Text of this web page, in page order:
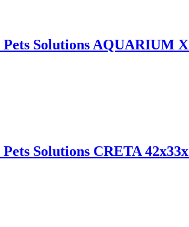
Solutions AQUARIUM
Solutions CRETA